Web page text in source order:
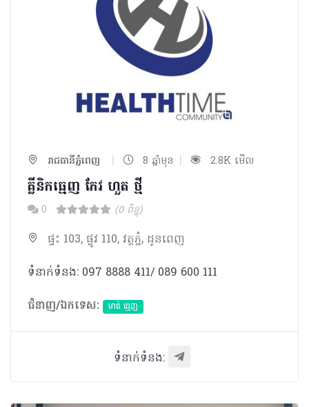
រាជធានីភ្នំពេញ | 8 ឆ្នាំមុន | 2.8K មើល
គ្លីនិកធ្មេញ កែវ ហួត ថ្មី
0 (0 ពិន្ទុ)
ផ្ទះ 103, ផ្លូវ 110, វត្ដភ្នំ, ដូនពេញ
ទំនាក់ទំនង: 097 8888 411/ 089 600 111
ជំនាញ/ឯកទេស:
មាត់ ធ្មេញ
ទំនាក់ទំនង: